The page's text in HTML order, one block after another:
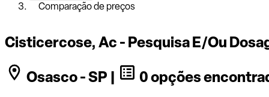
Comparação de preços
Cisticercose, Ac - Pesquisa E/Ou
Osasco - SP |
0 opções